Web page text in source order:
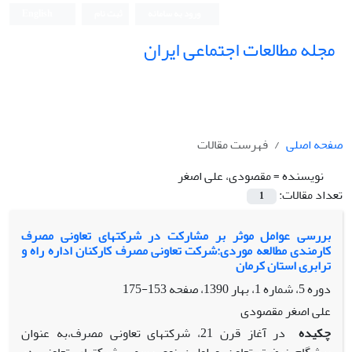
مجله مطالعات اجتماعی ایران
صفحه اصلی
فهرست مقالات
نویسنده =مقصودی، علی اصغر
تعداد مقالات:
1
بررسی عوامل موثر بر مشارکت در شرکتهای تعاونی مصرف
کارمندی مطالعه موردی:شرکت تعاونی مصرف کارکنان اداره راه و
ترابری استان کرمان
دوره 5، شماره 1، بهار 1390، صفحه
153-175
علی اصغر مقصودی
چکیده
در آغاز قرن 21، شرکتهای تعاونی مصرف،به عنوان